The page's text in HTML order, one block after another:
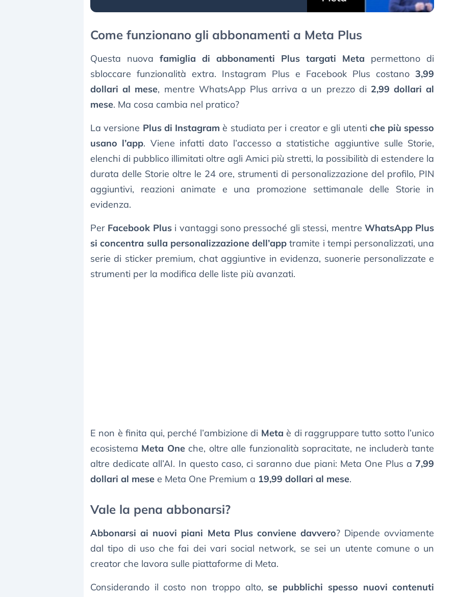
Come funzionano gli abbonamenti a Meta Plus
Questa nuovafamiglia di abbonamenti Plus targati Meta permettono di
sbloccare funzionalità extra. Instagram Plus e Facebook Plus costano3,99
dollari al mese, mentre WhatsApp Plus arriva a un prezzo di 2,99 dollari al
mese. Ma cosa cambia nel pratico?
La versione Plus di Instagram è studiata per i creator e gli utenti che più spesso
usano l’app. Viene infatti dato l’accesso a statistiche aggiuntive sulle Storie,
elenchi di pubblico illimitati oltre agli Amici più stretti, la possibilità di estendere la
durata delle Storie oltre le 24 ore, strumenti di personalizzazione del profilo, PIN
aggiuntivi, reazioni animate e una promozione settimanale delle Storie in
evidenza.
Per Facebook Plusi vantaggi sono pressoché gli stessi, mentre WhatsApp Plus
si concentra sulla personalizzazione dell’app tramite i tempi personalizzati, una
serie di sticker premium, chat aggiuntive in evidenza, suonerie personalizzate e
strumenti per la modifica delle liste più avanzati.
E non è finita qui, perché l’ambizione di Meta è di raggruppare tutto sotto l’unico
ecosistema Meta Oneche, oltre alle funzionalità sopracitate, ne includerà tante
altre dedicate all’AI. In questo caso, ci saranno due piani: Meta One Plus a 7,99
dollari al mese e Meta One Premium a 19,99 dollari al mese.
Vale la pena abbonarsi?
Abbonarsi ai nuovi piani Meta Plus conviene davvero? Dipende ovviamente
dal tipo di uso che fai dei vari social network, se sei un utente comune o un
creator che lavora sulle piattaforme di Meta.
Considerando il costo non troppo alto, se pubblichi spesso nuovi contenuti